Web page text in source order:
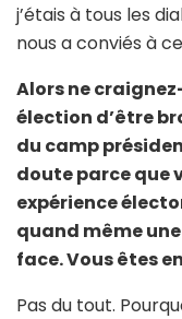
j’étais à tous les
nous a conviés à
Alors ne
élection d’être
du camp
doute parce que
expérience
quand même
face. Vous êtes
Pas du tout.